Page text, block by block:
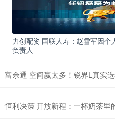
力创配资 国联人寿：赵雪军因
负责人
富余通 空间赢太多！锐界L真实
恒利决策 开放新程：一杯奶茶里